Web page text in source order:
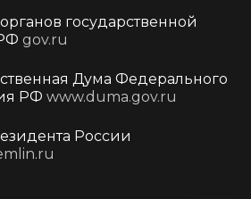
государственной
gov.ru
Дума Федерального
РФ www.duma.gov.ru
России